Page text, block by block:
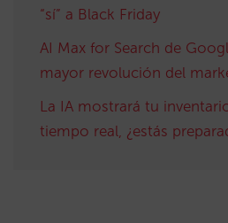
“sí” a Black Friday
AI Max for Search de
mayor revolución del
La IA mostrará tu
tiempo real, ¿estás